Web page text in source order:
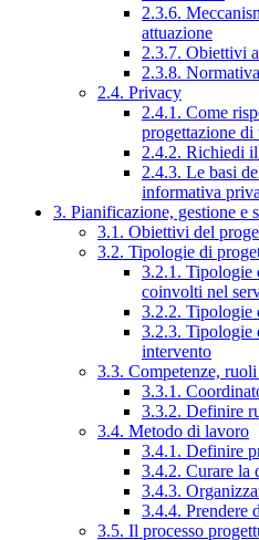
2.3.6.
attuazione
2.3.7. Obiettivi
2.3.8.
2.4. Privacy
2.4.1. Come
progettazione
2.4.2. Richiedi il
2.4.3. Le basi
informativa
3. Pianificazione, gestione e
3.1. Obiettivi del
3.2. Tipologie di
3.2.1. Tipologie
coinvolti nel
3.2.2. Tipologie
3.2.3. Tipologie
intervento
3.3. Competenze,
3.3.1.
3.3.2. Definire
3.4. Metodo di lavoro
3.4.1. Definire
3.4.2. Curare la
3.4.3.
3.4.4. Prendere
3.5. Il processo